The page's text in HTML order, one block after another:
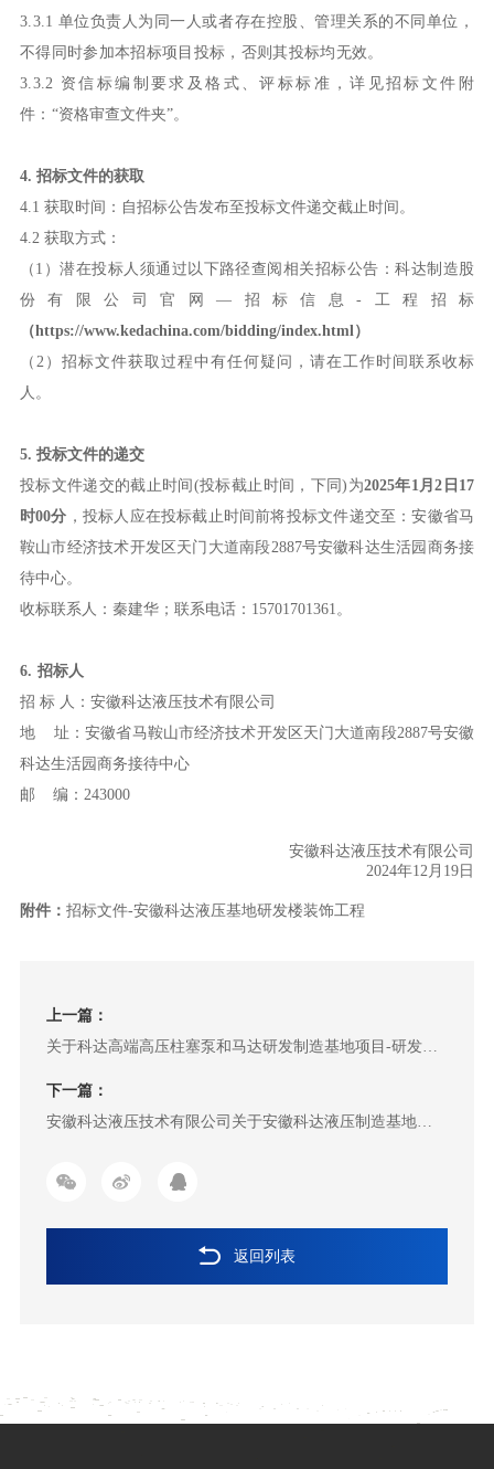
3.3.1 单位负责人为同一人或者存在控股、管理关系的不同单位，
不得同时参加本招标项目投标，否则其投标均无效。
3.3.2 资信标编制要求及格式、评标标准，详见招标文件附
件： “资格审查文件夹”。
4. 招标文件的获取
4.1 获取时间：自招标公告发布至投标文件递交截止时间。
4.2 获取方式：
（1）潜在投标人须通过以下路径查阅相关招标公告：科达制造股
份有限公司官网—招标信息-工程招标
（https://www.kedachina.com/bidding/index.html）
（2）招标文件获取过程中有任何疑问，请在工作时间联系收标
人。
5. 投标文件的递交
投标文件递交的截止时间(投标截止时间，下同)为2025年1月2 日17
时00分 ，投标人应在投标截止时间前将投标文件递交至：安徽省马
鞍山市经济技术开发区天门大道南段2887号安徽科达生活园商务接
待中心。
收标联系人：秦建华；联系电话：15701701361。
6. 招标人
招 标 人：安徽科达液压技术有限公司
地 址：安徽省马鞍山市经济技术开发区天门大道南段2887号安徽
科达生活园商务接待中心
邮 编：243000
安徽科达液压技术有限公司
2024年12月19日
附件： 招标文件-安徽科达液压基地研发楼装饰工程
上一篇：
关于科达高端高压柱塞泵和马达研发制造基地项目-研发楼
下一篇：
安徽科达液压技术有限公司关于安徽科达液压制造基地
返回列表